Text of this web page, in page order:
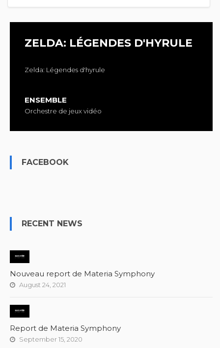
ZELDA: LÉGENDES D'HYRULE
Zelda: Légendes d'hyrule
ENSEMBLE
Orchestre de jeux vidéo
FACEBOOK
RECENT NEWS
Nouveau report de Materia Symphony
August 24, 2021
Report de Materia Symphony
September 15, 2020